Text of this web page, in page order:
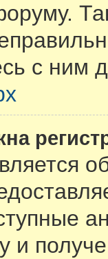
с ним
и